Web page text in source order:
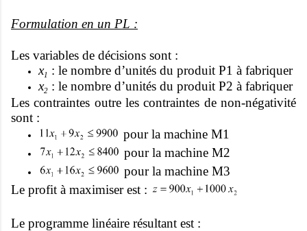
Formulation en un PL :
Les variables de décisions sont :
x1
: le nombre d’unités du produit P1 à fabriquer
x2 : le nombre d’unités du produit P2 à fabriquer
Les contraintes outre les contraintes de non-négativité
sont :
pour la machine M1
pour la machine M2
pour la machine M3
Le profit à maximiser est :
Le programme linéaire résultant est :